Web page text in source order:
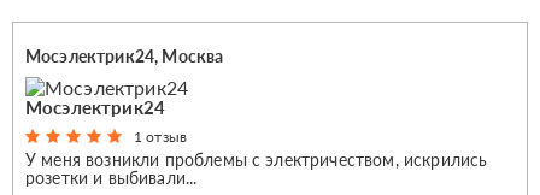
Мосэлектрик24, Москва
Мосэлектрик24
1 отзыв
У меня возникли проблемы с электричеством, искрились
розетки и выбивали...